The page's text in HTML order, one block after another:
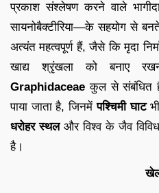
प्रकाश संश्लेषण करने वाले
सायनोबैक्टीरिया—के सहयोग से
अत्यंत महत्वपूर्ण हैं, जैसे कि मृदा
खाद्य श्रृंखला को बनाए
Graphidaceae कुल से संबंधित
पाया जाता है, जिनमेंपश्चिमी घाट
धरोहर स्थलऔर विश्व के जैव
है।